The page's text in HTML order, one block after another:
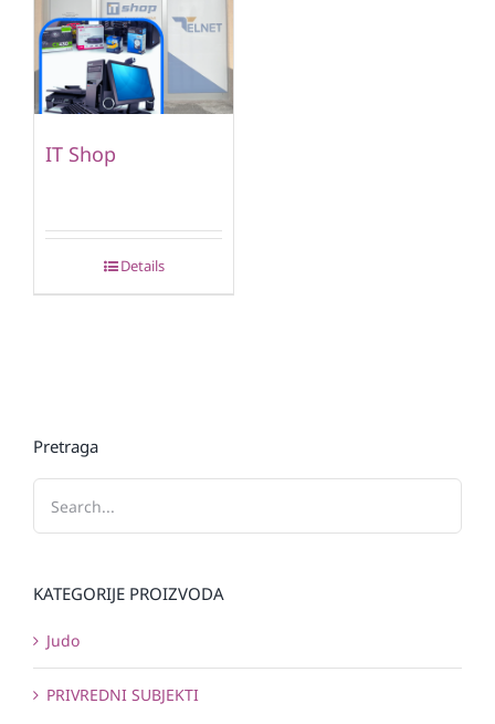
IT Shop
Details
Pretraga
KATEGORIJE PROIZVODA
Judo
PRIVREDNI SUBJEKTI